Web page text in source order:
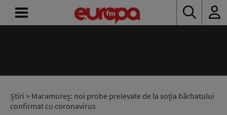
Știri > Maramureș: noi probe prelevate de la soția bărbatului
confirmat cu coronavirus
RADIO